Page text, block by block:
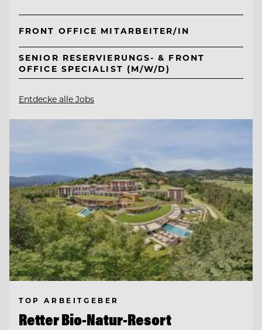
FRONT OFFICE MITARBEITER/IN
SENIOR RESERVIERUNGS- & FRONT
OFFICE SPECIALIST (M/W/D)
Entdecke alle Jobs
TOP ARBEITGEBER
Retter Bio-Natur-Resort